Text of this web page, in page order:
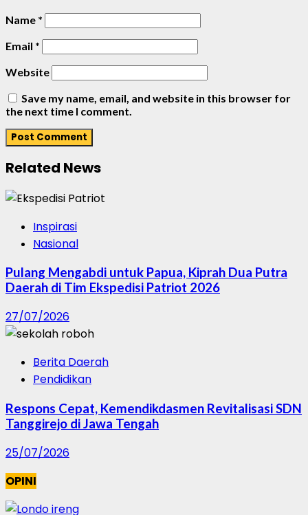
Name *
Email *
Website
Save my name, email, and website in this browser for
the next time I comment.
Related News
Inspirasi
Nasional
Pulang Mengabdi untuk Papua, Kiprah Dua Putra
Daerah di Tim Ekspedisi Patriot 2026
27/07/2026
Berita Daerah
Pendidikan
Respons Cepat, Kemendikdasmen Revitalisasi SDN
Tanggirejo di Jawa Tengah
25/07/2026
OPINI